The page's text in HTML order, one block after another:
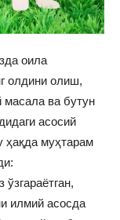
оила
олдини олиш,
масала ва бутун
асосий
ҳақда муҳтарам
илмий асосда